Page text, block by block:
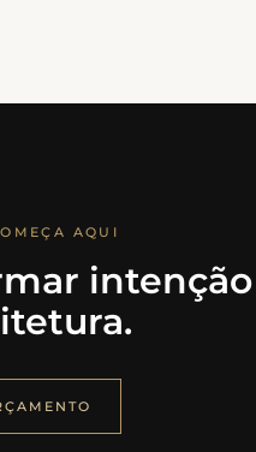
AQUI
intenção